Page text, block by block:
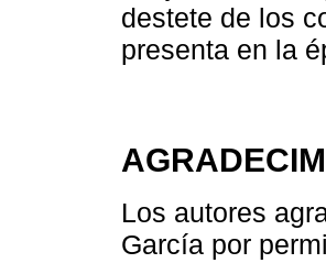
destete de los
presenta en la
Los autores
García por